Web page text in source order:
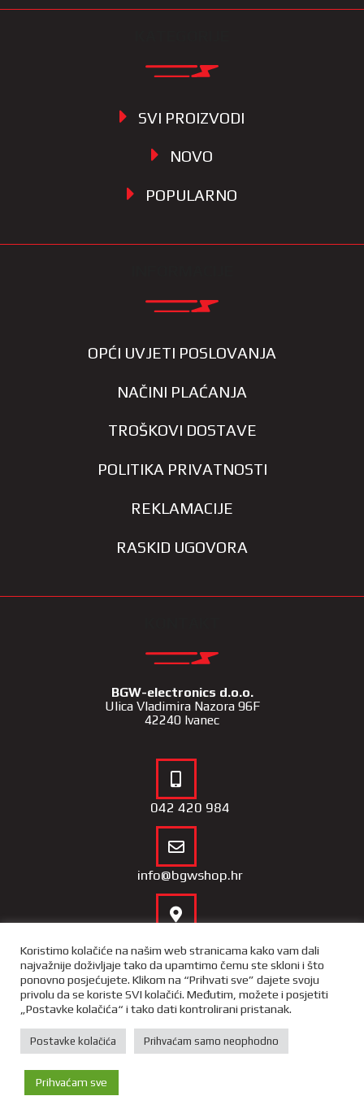
SVI PROIZVODI
NOVO
POPULARNO
OPĆI UVJETI POSLOVANJA
NAČINI PLAĆANJA
TROŠKOVI DOSTAVE
POLITIKA PRIVATNOSTI
REKLAMACIJE
RASKID UGOVORA
BGW-electronics d.o.o.
Ulica Vladimira Nazora 96F
42240 Ivanec
042 420 984
info@bgwshop.hr
Naša lokacija
Copyright 2022 – BGW Shop | Opći uvjeti poslovnja
privatnosti i sigurnosti podataka
Koristimo kolačiće na našim web stranicama kako vam dali
najvažnije doživljaje tako da upamtimo čemu ste skloni i što
ponovno posjećujete. Klikom na “Prihvati sve” dajete svoju
privolu da se koriste SVI kolačići. Međutim, možete i posjetiti
„Postavke kolačića“ i tako dati kontrolirani pristanak.
Postavke kolačića Prihvaćam samo neophodno
Prihvaćam sve